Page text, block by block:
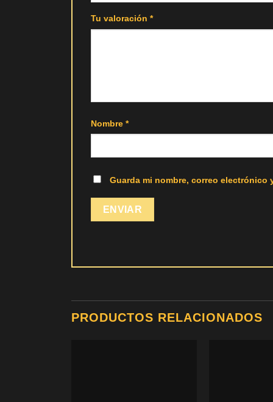
Tu valoración *
Nombre *
Guarda mi nombre, correo electrónico
PRODUCTOS RELACIONADOS